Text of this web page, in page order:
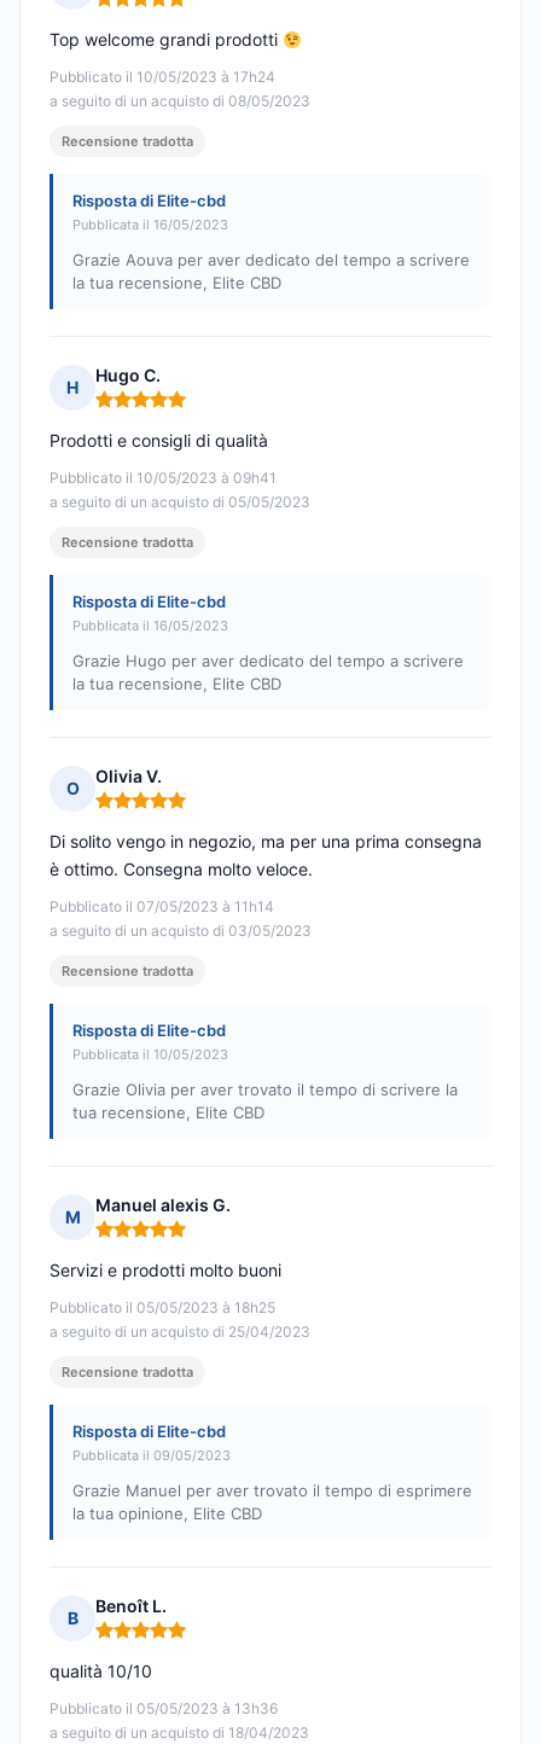
Nota: 5 su 5
Pubblicato il 10/05/2023 à 17h24
a seguito di un acquisto di 08/05/2023
Top welcome grandi prodotti
Recensione tradotta
Risposta di Elite-cbd
Pubblicata il 16/05/2023
Grazie Aouva per aver dedicato del tempo a scrivere
la tua recensione, Elite CBD
H
Hugo C.
Nota: 5 su 5
Pubblicato il 10/05/2023 à 09h41
a seguito di un acquisto di 05/05/2023
Prodotti e consigli di qualità
Recensione tradotta
Risposta di Elite-cbd
Pubblicata il 16/05/2023
Grazie Hugo per aver dedicato del tempo a scrivere
la tua recensione, Elite CBD
O
Olivia V.
Nota: 5 su 5
Pubblicato il 07/05/2023 à 11h14
a seguito di un acquisto di 03/05/2023
Di solito vengo in negozio, ma per una prima consegna
è ottimo. Consegna molto veloce.
Recensione tradotta
Risposta di Elite-cbd
Pubblicata il 10/05/2023
Grazie Olivia per aver trovato il tempo di scrivere la
tua recensione, Elite CBD
M
Manuel alexis G.
Nota: 5 su 5
Pubblicato il 05/05/2023 à 18h25
a seguito di un acquisto di 25/04/2023
Servizi e prodotti molto buoni
Recensione tradotta
Risposta di Elite-cbd
Pubblicata il 09/05/2023
Grazie Manuel per aver trovato il tempo di esprimere
la tua opinione, Elite CBD
B
Benoît L.
Nota: 5 su 5
Pubblicato il 05/05/2023 à 13h36
a seguito di un acquisto di 18/04/2023
qualità 10/10